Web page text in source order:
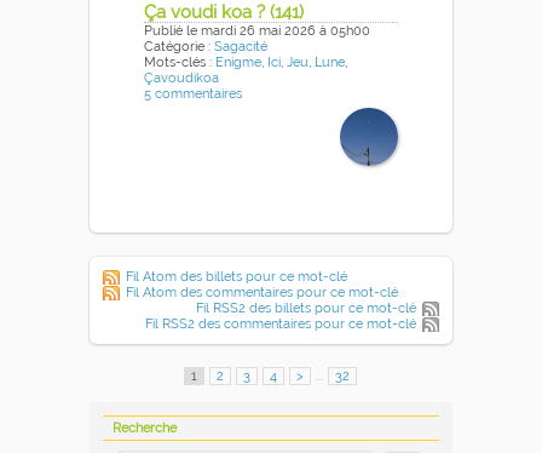
Ça voudi koa ? (141)
Publié le mardi 26 mai 2026 à 05h00
Catégorie : Sagacité
Mots-clés : Enigme, Ici, Jeu, Lune,
Çavoudikoa
5 commentaires
Fil Atom des billets pour ce mot-clé
Fil Atom des commentaires pour ce mot-clé
Fil RSS2 des billets pour ce mot-clé
Fil RSS2 des commentaires pour ce mot-clé
1 2 3 4 > ... 32
Recherche